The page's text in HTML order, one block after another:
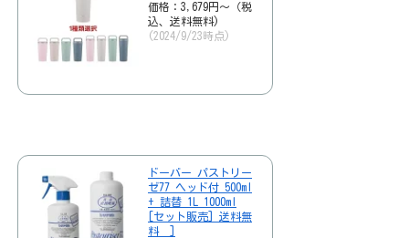
価格：3,679円～（税
込、送料無料)
(2024/9/23時点)
ドーバー パストリー
ゼ77 ヘッド付 500ml
+ 詰替 1L 1000ml
[セット販売] 送料無
料 ]